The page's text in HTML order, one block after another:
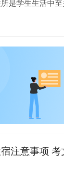
是学生生活中
作为英国一所卓
注意事项